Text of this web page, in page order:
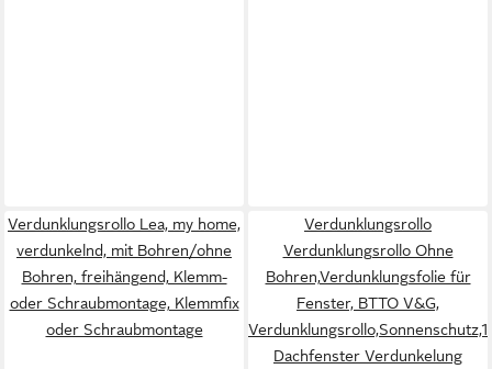
Verdunklungsrollo Lea, my home,
verdunkelnd, mit Bohren/ohne
Bohren, freihängend, Klemm-
oder Schraubmontage, Klemmfix
oder Schraubmontage
Verdunklungsrollo
Verdunklungsrollo Ohne
Bohren,Verdunklungsfolie für
Fenster, BTTO V&G,
Dachfenster Verdunkelung